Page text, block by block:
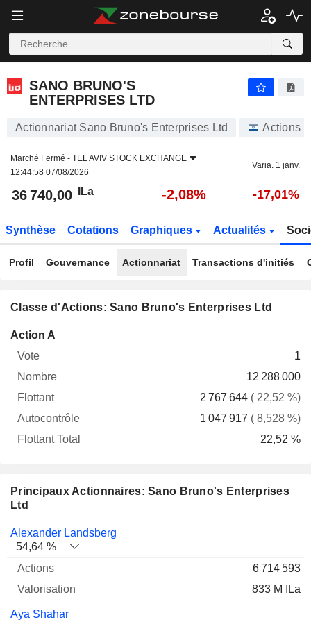
SANO BRUNO'S
ENTERPRISES LTD
Actionnariat Sano Bruno's Enterprises Ltd Actions
Marché Fermé - TEL AVIV STOCK EXCHANGE
12:44:58 07/08/2026
Varia. 1 janv.
36 740,00 ILa -2,08% -17,01%
Synthèse Cotations Graphiques Actualités
Profil Gouvernance Actionnariat Transactions d'initiés
Classe d'Actions: Sano Bruno's Enterprises Ltd
Action A
1
12 288 000
2 767 644 ( 22,52 %)
1 047 917 ( 8,528 %)
22,52 %
Principaux Actionnaires: Sano Bruno's Enterprises
Ltd
Nom Actions % Valorisation
Alexander Landsberg
54,64 %
6 714 593
833 M ILa
Aya Shahar